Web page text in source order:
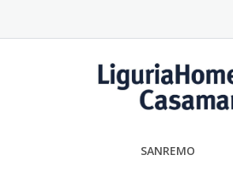
content
SANREMO